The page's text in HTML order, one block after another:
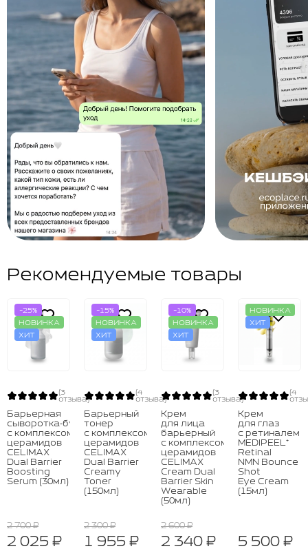
Рекомендуемые товары
-25%
НОВИНКА
ХИТ
(3
отзыва)
Барьерная
сыворотка‑бустер
с комплексом
церамидов
CELIMAX
Dual Barrier
Boosting
Serum (30мл)
2 700 ₽
2 025 ₽
-15%
НОВИНКА
ХИТ
(4
отзыва)
Барьерный
тонер
с комплексом
церамидов
CELIMAX
Dual Barrier
Creamy
Toner
(150мл)
2 300 ₽
1 955 ₽
-10%
НОВИНКА
ХИТ
(3
отзыва)
Крем
для лица
барьерный
с комплексом
церамидов
CELIMAX
Cream Dual
Barrier Skin
Wearable
(50мл)
2 600 ₽
2 340 ₽
НОВИНКА
ХИТ
(4
Крем
для глаз
с ретиналем
MEDIPEEL⁺
Retinal
NMN Bounce
Shot
Eye Cream
(15мл)
5 500 ₽